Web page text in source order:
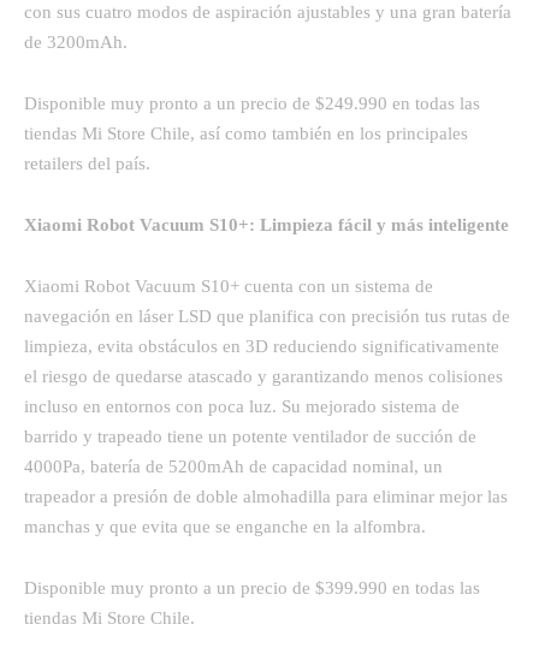
con sus cuatro modos de aspiración ajustables y una gran batería
de 3200mAh.
Disponible muy pronto a un precio de $249.990 en todas las
tiendas Mi Store Chile, así como también en los principales
retailers del país.
Xiaomi Robot Vacuum S10+: Limpieza fácil y más inteligente
Xiaomi Robot Vacuum S10+ cuenta con un sistema de
navegación en láser LSD que planifica con precisión tus rutas de
limpieza, evita obstáculos en 3D reduciendo significativamente
el riesgo de quedarse atascado y garantizando menos colisiones
incluso en entornos con poca luz. Su mejorado sistema de
barrido y trapeado tiene un potente ventilador de succión de
4000Pa, batería de 5200mAh de capacidad nominal, un
trapeador a presión de doble almohadilla para eliminar mejor las
manchas y que evita que se enganche en la alfombra.
Disponible muy pronto a un precio de $399.990 en todas las
tiendas Mi Store Chile.